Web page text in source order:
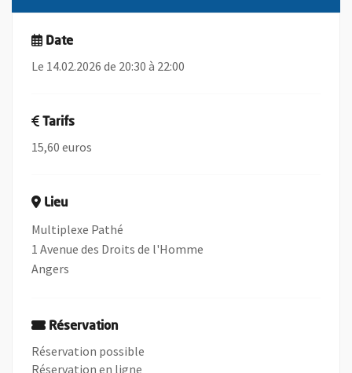
Date
Le 14.02.2026 de 20:30 à 22:00
Tarifs
15,60 euros
Lieu
Multiplexe Pathé
1 Avenue des Droits de l'Homme
Angers
Réservation
Réservation possible
Réservation en ligne